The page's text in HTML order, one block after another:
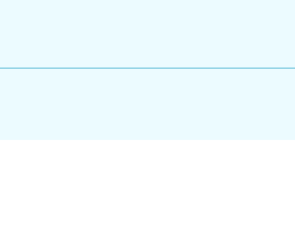
ustanka ili
u periodu važenja